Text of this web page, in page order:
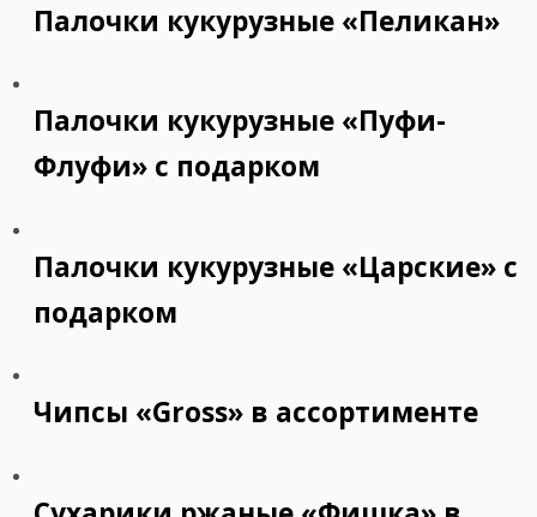
Палочки кукурузные «Пеликан»
Палочки кукурузные «Пуфи-
Флуфи» с подарком
Палочки кукурузные «Царские» с
подарком
Чипсы «Gross» в ассортименте